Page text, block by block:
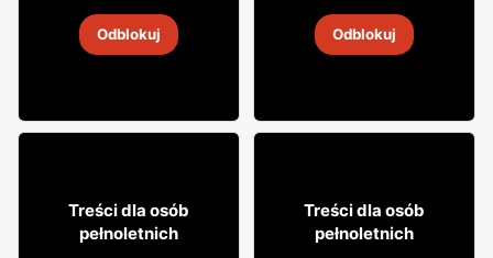
18 sie 2026
Odblokuj
18 sie 2026
Odblokuj
6699
Treści dla osób
pełnoletnich
2699
Treści dla osób
pełnoletnich